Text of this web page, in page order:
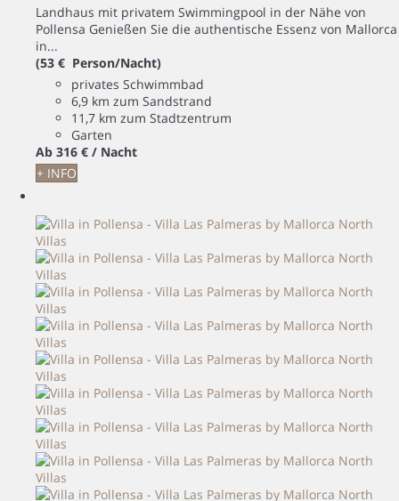
Landhaus mit privatem Swimmingpool in der Nähe von
Pollensa Genießen Sie die authentische Essenz von Mallorca
in...
(53 € Person/Nacht)
privates Schwimmbad
6,9 km zum Sandstrand
11,7 km zum Stadtzentrum
Garten
Ab 316 € / Nacht
+ INFO